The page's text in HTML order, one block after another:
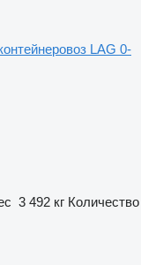
LAG 0-
3 492 кг Количество